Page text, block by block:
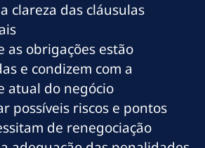
clareza das cláusulas
as obrigações estão
e condizem com a
atual do negócio
possíveis riscos e pontos
de renegociação